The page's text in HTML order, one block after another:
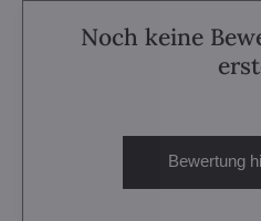
Noch keine
Bewertung